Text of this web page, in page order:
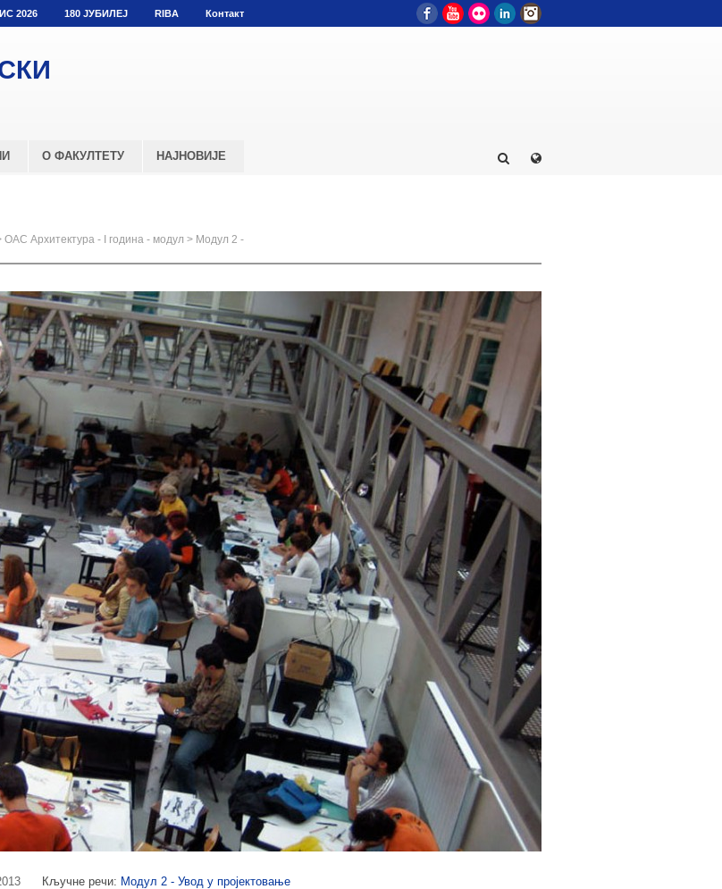
2026 180 ЈУБИЛЕЈ RIBA Контакт FacebookYouTube
Flickr LinkedIn
О ФАКУЛТЕТУ НАЈНОВИЈЕ
ОАС Архитектура - I година - модул > Модул 2 -
Кључне речи: Модул 2 - Увод у пројектовање